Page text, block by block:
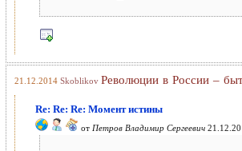
21.12.2014 Skoblikov Революции в России –
Re: Re: Re: Момент истины
от Петров Владимир Сергеевич